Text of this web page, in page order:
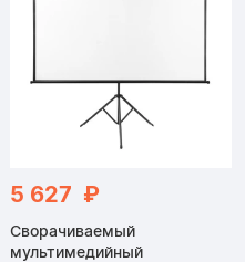
5 627 ₽
Сворачиваемый
мультимедийный